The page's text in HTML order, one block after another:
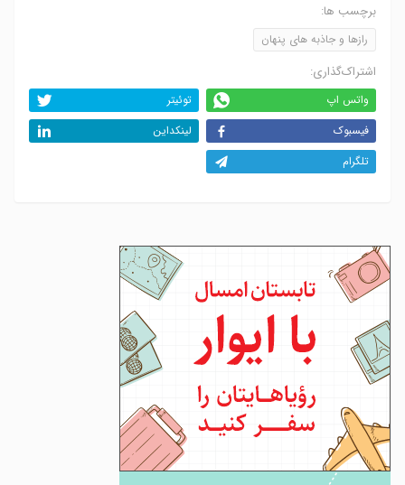
برچسب ها:
رازها و جاذبه های پنهان
اشتراک‌گذاری:
واتس اپ
توئیتر
فیسبوک
لینکداین
تلگرام